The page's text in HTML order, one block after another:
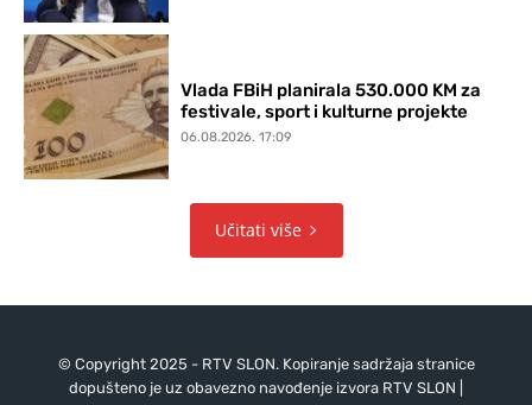
Vlada FBiH planirala 530.000 KM za
festivale, sport i kulturne projekte
06.08.2026. 17:09
Učitati više
© Copyright 2025 - RTV SLON. Kopiranje sadržaja stranice
dopušteno je uz obavezno navođenje izvora RTV SLON |